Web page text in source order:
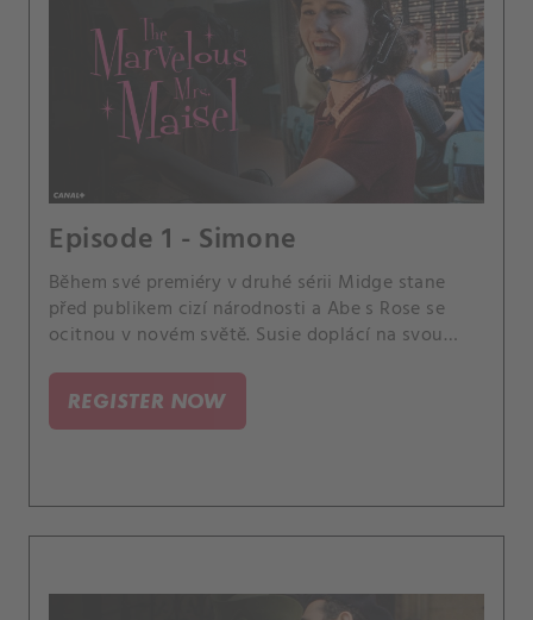
Episode 1 - Simone
Během své premiéry v druhé sérii Midge stane
před publikem cizí národnosti a Abe s Rose se
ocitnou v novém světě. Susie doplácí na svou
poté, co opustil svou práci.
REGISTER NOW